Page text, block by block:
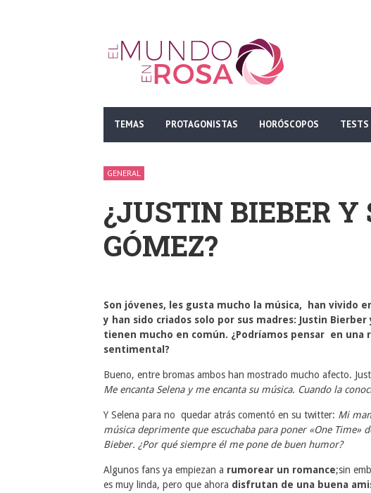
TEMAS PROTAGONISTAS HORÓSCOPOS TESTS
GENERAL
¿JUSTIN BIEBER Y
GÓMEZ?
Son jóvenes, les gusta mucho la música, han vivido
y han sido criados solo por sus madres: Justin Bierber
tienen mucho en común. ¿Podríamos pensar en una
sentimental?
Bueno, entre bromas ambos han mostrado mucho afecto.
Me encanta Selena y me encanta su música. Cuando la
Y Selena para no quedar atrás comentó en su twitter: Mi
música deprimente que escuchaba para poner «One Time»
Bieber. ¿Por qué siempre él me pone de buen humor?
Algunos fans ya empiezan a rumorear un romance;sin
es muy linda, pero que ahora disfrutan de una buena